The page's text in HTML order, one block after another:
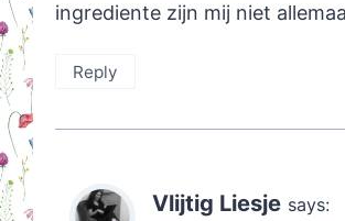
ingrediente zijn mij niet
Reply
Vlijtig Liesje says: